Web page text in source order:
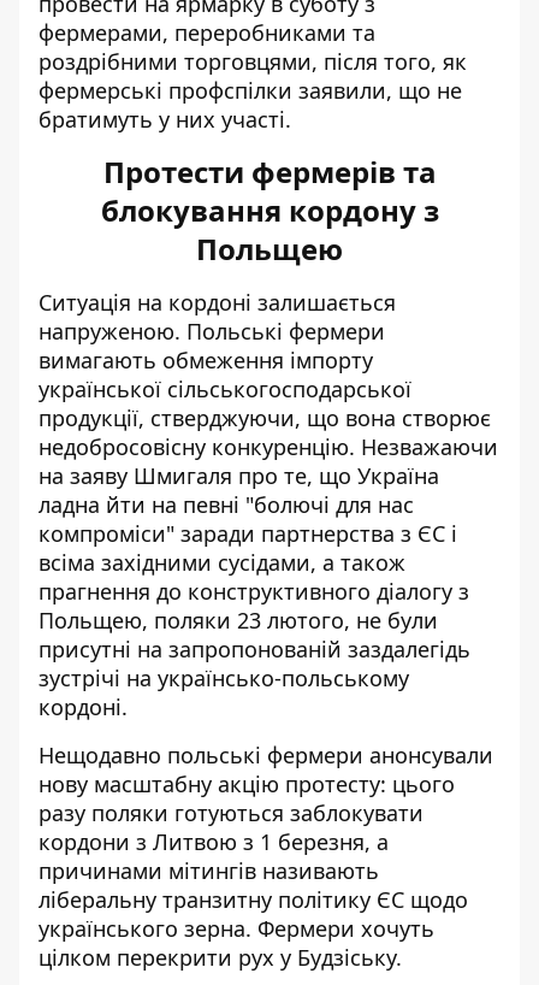
фермерами, переробниками та
роздрібними торговцями, після того, як
фермерські профспілки заявили, що не
братимуть у них участі.
Протести фермерів та
блокування кордону з
Польщею
Ситуація на кордоні залишається
напруженою. Польські фермери
вимагають обмеження імпорту
української сільськогосподарської
продукції, стверджуючи, що вона створює
недобросовісну конкуренцію. Незважаючи
на заяву Шмигаля про те, що Україна
ладна йти на певні "болючі для нас
компроміси" заради партнерства з ЄС і
всіма західними сусідами, а також
прагнення до конструктивного діалогу з
Польщею, поляки 23 лютого, не були
присутні на запропонованій заздалегідь
зустрічі на українсько-польському
кордоні.
Нещодавно польські фермери анонсували
нову масштабну акцію протесту: цього
разу поляки готуються заблокувати
кордони з Литвою з 1 березня, а
причинами мітингів називають
ліберальну транзитну політику ЄС щодо
українського зерна. Фермери хочуть
цілком перекрити рух у Будзіську.